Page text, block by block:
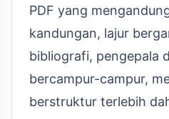
PDF yang
kandungan, lajur
bibliografi, pengepala
bercampur-campur,
berstruktur terlebih